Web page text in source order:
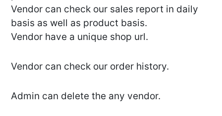
Vendor can check our sales report in daily
basis as well as product basis.
Vendor have a unique shop url.
Vendor can check our order history.
Admin can delete the any vendor.